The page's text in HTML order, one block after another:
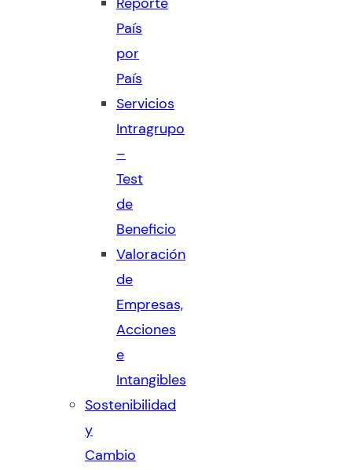
País
por
País
Servicios
Intragrupo
–
Test
de
Beneficio
Valoración
de
Empresas,
Acciones
e
Intangibles
Sostenibilidad
y
Cambio